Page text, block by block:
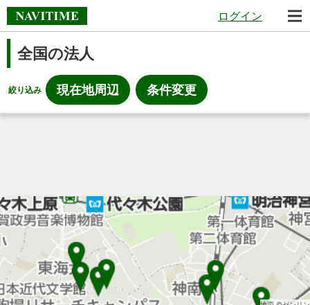
ログイン
全国の法人
絞り込み 現在地周辺 条件変更